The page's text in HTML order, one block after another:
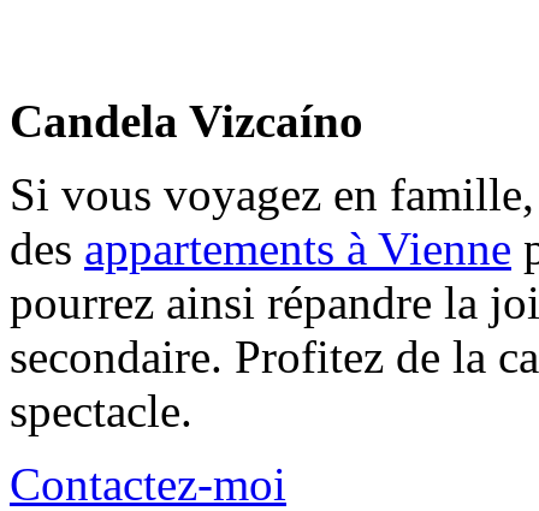
Candela Vizcaíno
Si vous voyagez en
des appartements à Vienne
pourrez ainsi répandre la
secondaire. Profitez de la
spectacle.
Contactez-moi